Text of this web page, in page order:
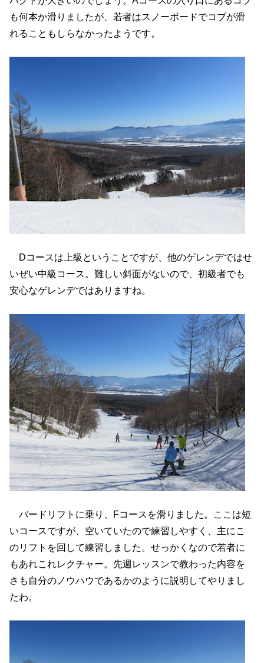
も何本か滑りましたが、若者はスノーボードでコブが滑
れることもしらなかったようです。
Dコースは上級ということですが、他のゲレンデではせ
いぜい中級コース。難しい斜面がないので、初級者でも
安心なゲレンデではありますね。
バードリフトに乗り、Fコースを滑りました。ここは短
いコースですが、空いていたので練習しやすく、主にこ
のリフトを回して練習しました。せっかくなので若者に
もあれこれレクチャー。先週レッスンで教わった内容を
さも自分のノウハウであるかのように説明してやりまし
たわ。